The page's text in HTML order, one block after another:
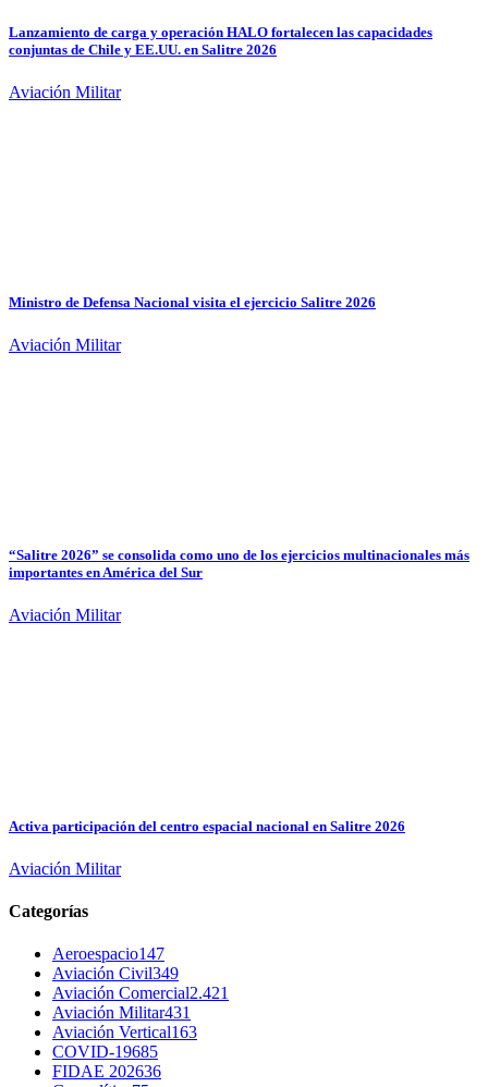
Lanzamiento de carga y operación HALO fortalecen las capacidades
conjuntas de Chile y EE.UU. en Salitre 2026
Aviación Militar
Ministro de Defensa Nacional visita el ejercicio Salitre 2026
Aviación Militar
“Salitre 2026” se consolida como uno de los ejercicios multinacionales más
importantes en América del Sur
Aviación Militar
Activa participación del centro espacial nacional en Salitre 2026
Aviación Militar
Categorías
Aeroespacio147
Aviación Civil349
Aviación Comercial2.421
Aviación Militar431
Aviación Vertical163
COVID-19685
FIDAE 202636